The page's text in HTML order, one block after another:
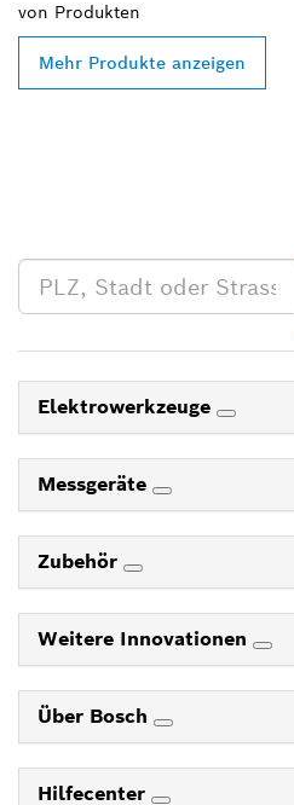
von Produkten
Mehr Produkte anzeigen
Elektrowerkzeuge
Messgeräte
Zubehör
Weitere Innovationen
Über Bosch
Hilfecenter